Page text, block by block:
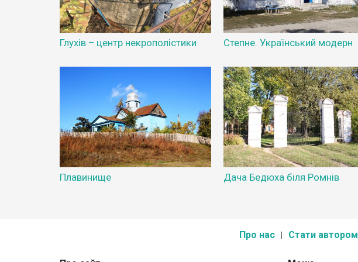
Глухів – центр некрополістики Степне. Український модерн
Плавинище Дача Бедюха біля Ромнів
Про нас Стати автором